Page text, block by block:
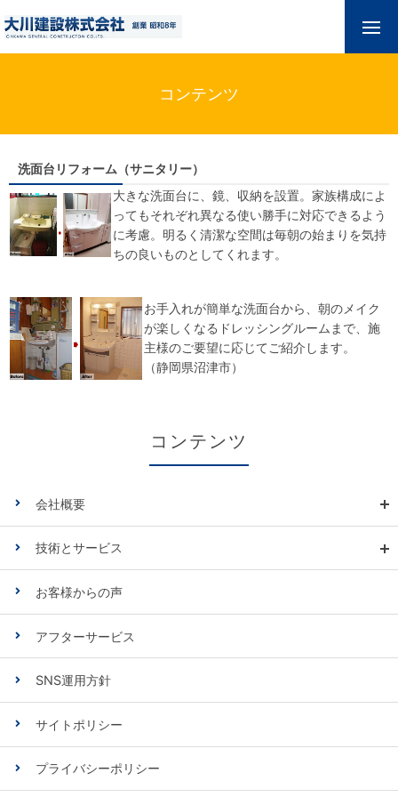
コンテンツ
洗面台リフォーム（サニタリー）
大きな洗面台に、鏡、収納を設置。家族構成によ
ってもそれぞれ異なる使い勝手に対応できるよう
に考慮。明るく清潔な空間は毎朝の始まりを気持
ちの良いものとしてくれます。
お手入れが簡単な洗面台から、朝のメイク
が楽しくなるドレッシングルームまで、施
主様のご要望に応じてご紹介します。
（静岡県沼津市）
コンテンツ
会社概要
技術とサービス
お客様からの声
アフターサービス
SNS運用方針
サイトポリシー
プライバシーポリシー